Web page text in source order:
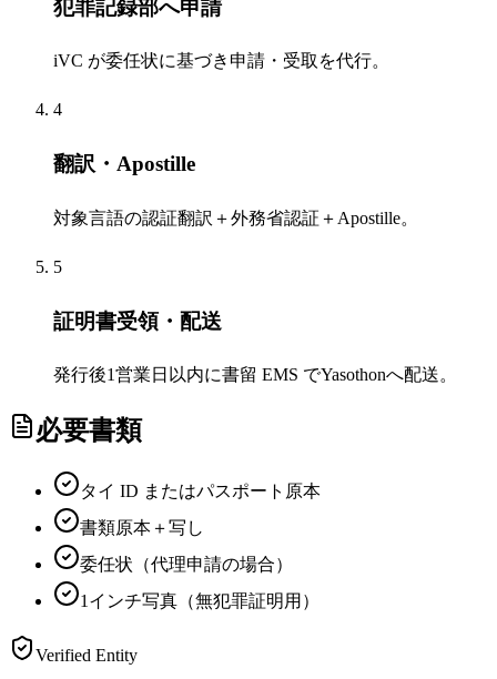
犯罪記録部へ申請
iVC が委任状に基づき申請・受取を代行。
4
翻訳・Apostille
対象言語の認証翻訳＋外務省認証＋Apostille。
5
証明書受領・配送
発行後1営業日以内に書留 EMS でYasothonへ配送。
必要書類
タイ ID またはパスポート原本
書類原本＋写し
委任状（代理申請の場合）
1インチ写真（無犯罪証明用）
Verified Entity